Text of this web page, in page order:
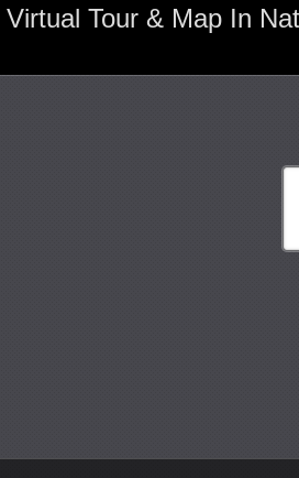
Virtual Tour & Map In